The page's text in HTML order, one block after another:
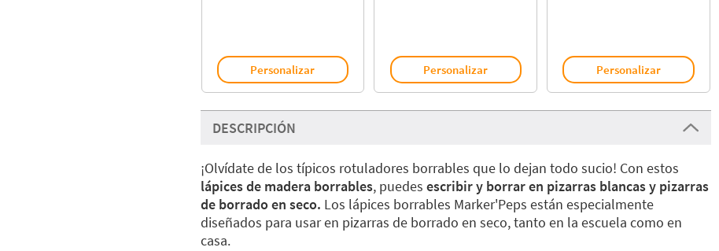
Personalizar Personalizar Personalizar
DESCRIPCIÓN
¡Olvídate de los típicos rotuladores borrables que lo dejan todo sucio! Con estos
lápices de madera borrables, puedes escribir y borrar en pizarras blancas y pizarras
de borrado en seco. Los lápices borrables Marker'Peps están especialmente
diseñados para usar en pizarras de borrado en seco, tanto en la escuela como en
casa.